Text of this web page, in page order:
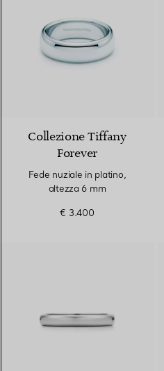
Collezione Tiffany
Forever
Fede nuziale in platino,
altezza 6 mm
€ 3.400